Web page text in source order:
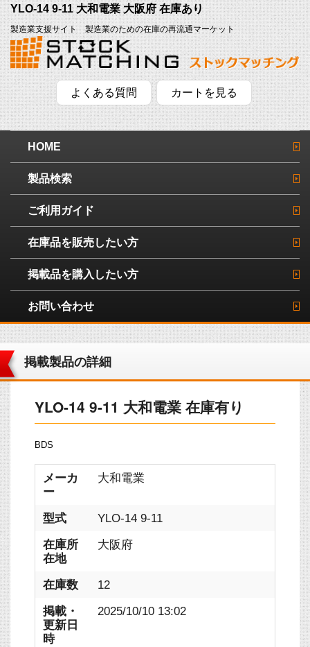
YLO-14 9-11 大和電業 大阪府 在庫あり
製造業支援サイト 製造業のための在庫の再流通マーケット
よくある質問 カートを見る
HOME
製品検索
ご利用ガイド
在庫品を販売したい方
掲載品を購入したい方
お問い合わせ
掲載製品の詳細
YLO-14 9-11 大和電業 在庫有り
BDS
メーカ
ー
大和電業
型式
YLO-14 9-11
在庫所
在地
大阪府
在庫数
12
掲載・
更新日
時
2025/10/10 13:02